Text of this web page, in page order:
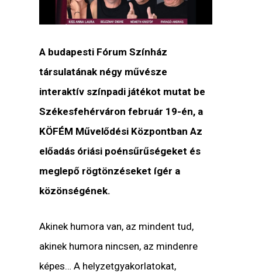
A budapesti Fórum Színház
társulatának négy művésze
interaktív színpadi játékot mutat be
Székesfehérváron február 19-én, a
KÖFÉM Művelődési Központban Az
előadás óriási poénsűrűségeket és
meglepő rögtönzéseket ígér a
közönségének.
Akinek humora van, az mindent tud,
akinek humora nincsen, az mindenre
képes… A helyzetgyakorlatokat,